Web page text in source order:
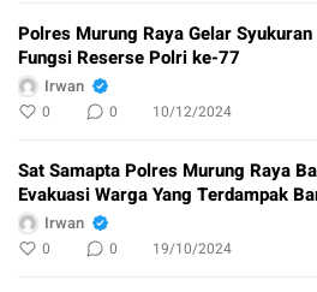
Polres Murung Raya Gelar
Fungsi Reserse Polri ke-77
Irwan
0 0 10/12/2024
Sat Samapta Polres Murung Raya
Evakuasi Warga Yang Terdampak
Irwan
0 0 19/10/2024